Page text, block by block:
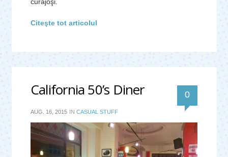
curajoşi.
Citeşte tot articolul
California 50’s Diner 0
AUG. 16, 2015 IN CASUAL STUFF